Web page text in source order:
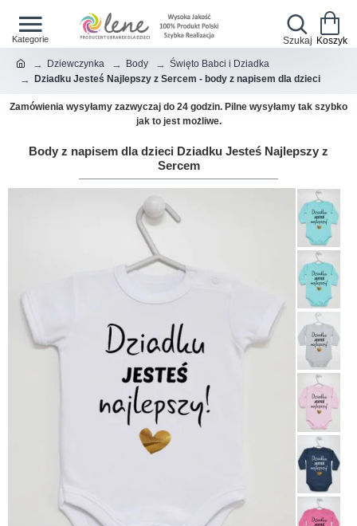
Dziewczynka Body
Święto Babci i Dziadka
Dziadku Jesteś Najlepszy z Sercem - body z napisem dla dzieci
Zamówienia wysyłamy zazwyczaj do 24 godzin. Pilne wysyłamy tak szybko
jak to jest możliwe.
Body z napisem dla dzieci Dziadku Jesteś Najlepszy z
Sercem